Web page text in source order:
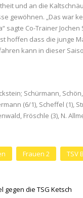
und an die
gewöhnen. „Das war
sagte Co-Trainer Jochen
hoffen dass die junge
kann in dieser
Schürmann,
(6/1), Scheffel (1),
Fröschle (3), N.
Frauen 2 TSV
gegen die TSG Ketsch